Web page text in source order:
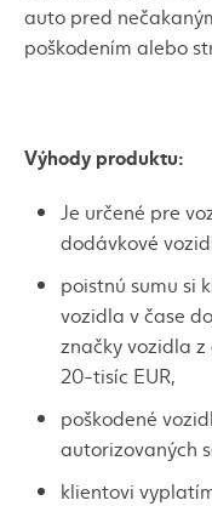
auto pred
poškodením alebo
Výhody produktu:
Je určené pre
dodávkové
poistnú sumu si
vozidla v čase
značky vozidla
20-tisíc EUR,
poškodené
autorizovaných
klientovi